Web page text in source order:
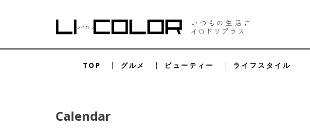
TOP グルメ ビューティー ライフスタイル
Calendar